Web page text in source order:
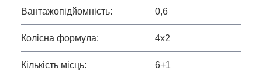
Вантажопідйомність 0,6
Колісна формула 4х2
Кількість місць 6+1